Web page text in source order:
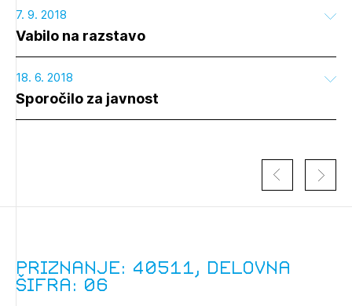
7. 9. 2018
Vabilo na razstavo
18. 6. 2018
Sporočilo za javnost
Priznanje: 40511, delovna
šifra: 06